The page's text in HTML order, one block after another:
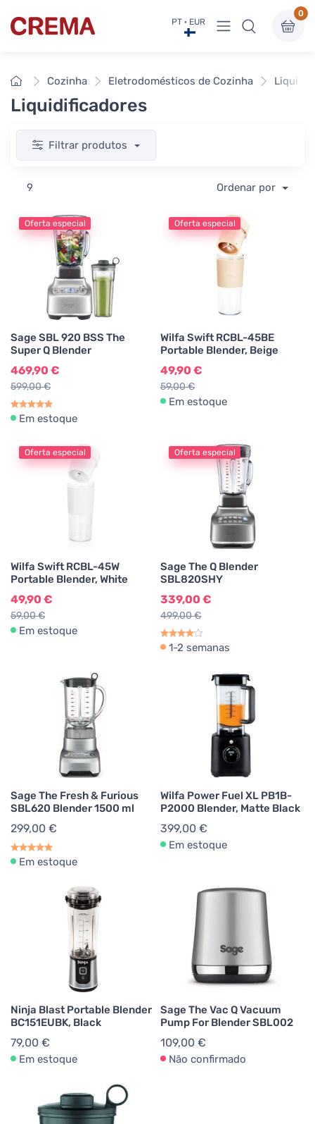
Crema PT · EUR Ver menu
0
InícioCozinha Eletrodomésticos de Cozinha
Liquidificadores
Filtrar produtos
9 Ordenar por
Oferta especial
Sage SBL 920 BSS The
Super Q Blender
469,90 €
599,00 €
Em estoque
Oferta especial
Wilfa Swift RCBL-45BE
Portable Blender, Beige
49,90 €
59,00 €
Em estoque
Oferta especial
Wilfa Swift RCBL-45W
Portable Blender, White
49,90 €
59,00 €
Em estoque
Oferta especial
Sage The Q Blender
SBL820SHY
339,00 €
499,00 €
1-2 semanas
Sage The Fresh & Furious
SBL620 Blender 1500 ml
299,00 €
Em estoque
Wilfa Power Fuel XL PB1B-
P2000 Blender, Matte Black
399,00 €
Em estoque
Ninja Blast Portable Blender
BC151EUBK, Black
79,00 €
Em estoque
Sage The Vac Q Vacuum
Pump For Blender SBL002
109,00 €
Não confirmado